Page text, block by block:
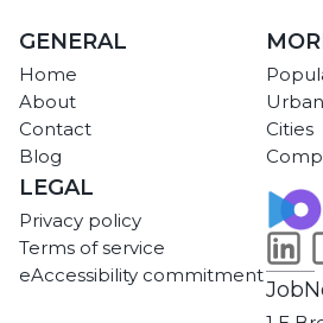
GENERAL
Home
About
Contact
Blog
Cities
LEGAL
Privacy policy
Terms of service
eAccessibility commitment